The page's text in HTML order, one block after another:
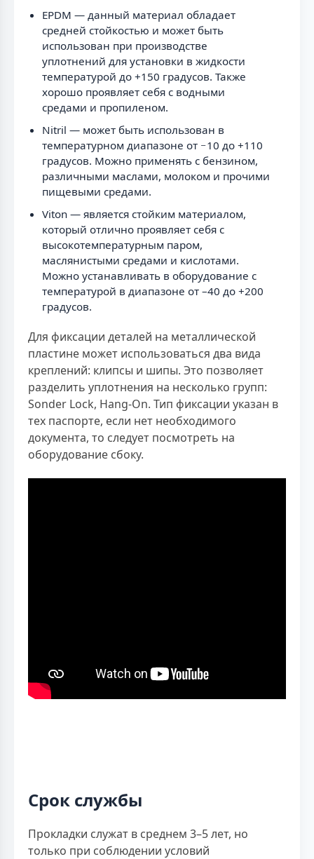
EPDM — данный материал обладает
средней стойкостью и может быть
использован при производстве
уплотнений для установки в жидкости
температурой до +150 градусов. Также
хорошо проявляет себя с водными
средами и пропиленом.
Nitril — может быть использован в
температурном диапазоне от −10 до +110
градусов. Можно применять с бензином,
различными маслами, молоком и прочими
пищевыми средами.
Viton — является стойким материалом,
который отлично проявляет себя с
высокотемпературным паром,
маслянистыми средами и кислотами.
Можно устанавливать в оборудование с
температурой в диапазоне от –40 до +200
градусов.
Для фиксации деталей на металлической
пластине может использоваться два вида
креплений: клипсы и шипы. Это позволяет
разделить уплотнения на несколько групп:
Sonder Lock, Hang-On. Тип фиксации указан в
тех паспорте, если нет необходимого
документа, то следует посмотреть на
оборудование сбоку.
Срок службы
Прокладки служат в среднем 3–5 лет, но
только при соблюдении условий